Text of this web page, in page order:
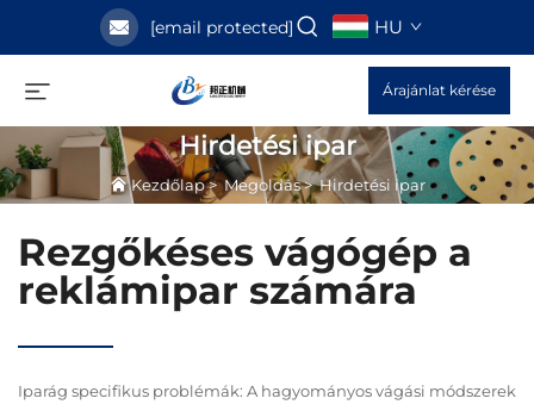
[email protected] HU
Árajánlat kérése
Hirdetési ipar
Kezdőlap>Megoldás>Hirdetési ipar
Rezgőkéses vágógép a
reklámipar számára
Iparág specifikus problémák: A hagyományos vágási módszerek